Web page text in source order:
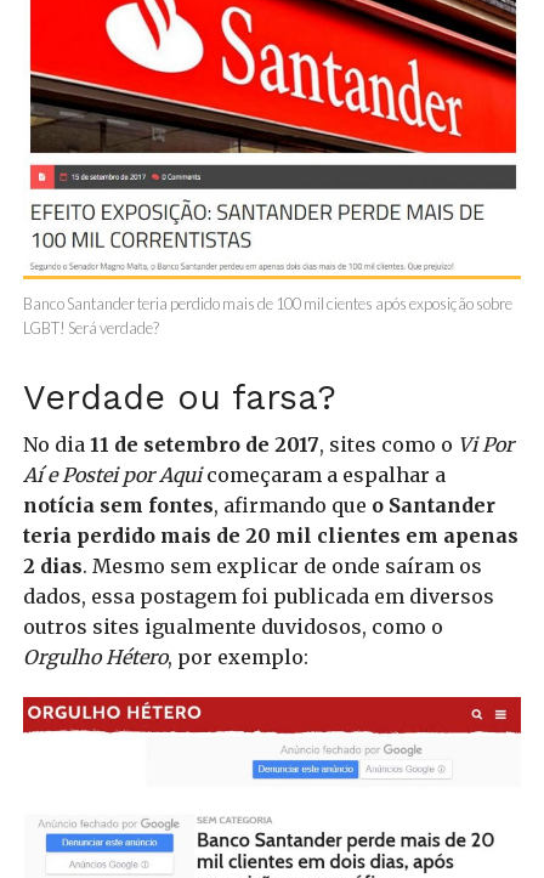
Banco Santander teria perdido mais de 100 mil cientes após exposição sobre
LGBT! Será verdade?
Verdade ou farsa?
No dia 11 de setembro de 2017, sites como o Vi Por
Aí e Postei por Aquicomeçaram a espalhar a
notícia sem fontes, afirmando que o Santander
teria perdido mais de 20 mil clientes em apenas
2 dias. Mesmo sem explicar de onde saíram os
dados, essa postagem foi publicada em diversos
outros sites igualmente duvidosos, como o
Orgulho Hétero, por exemplo: